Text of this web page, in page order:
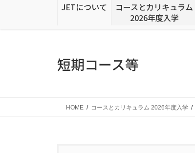
JETについて
コースとカリキュラム
2026年度入学
短期コース等
HOME コースとカリキュラム 2026年度入学